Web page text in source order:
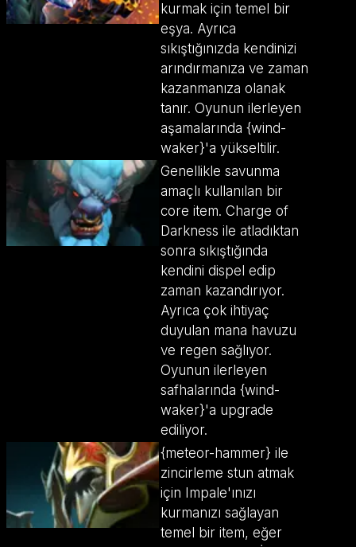
kurmak için temel bir
eşya. Ayrıca
sıkıştığınızda kendinizi
arındırmanıza ve zaman
kazanmanıza olanak
tanır. Oyunun ilerleyen
aşamalarında {wind-
waker}'a yükseltilir.
Genellikle savunma
amaçlı kullanılan bir
core item. Charge of
Darkness ile atladıktan
sonra sıkıştığında
kendini dispel edip
zaman kazandırıyor.
Ayrıca çok ihtiyaç
duyulan mana havuzu
ve regen sağlıyor.
Oyunun ilerleyen
safhalarında {wind-
waker}'a upgrade
ediliyor.
{meteor-hammer} ile
zincirleme stun atmak
için Impale'ınızı
kurmanızı sağlayan
temel bir item, eğer